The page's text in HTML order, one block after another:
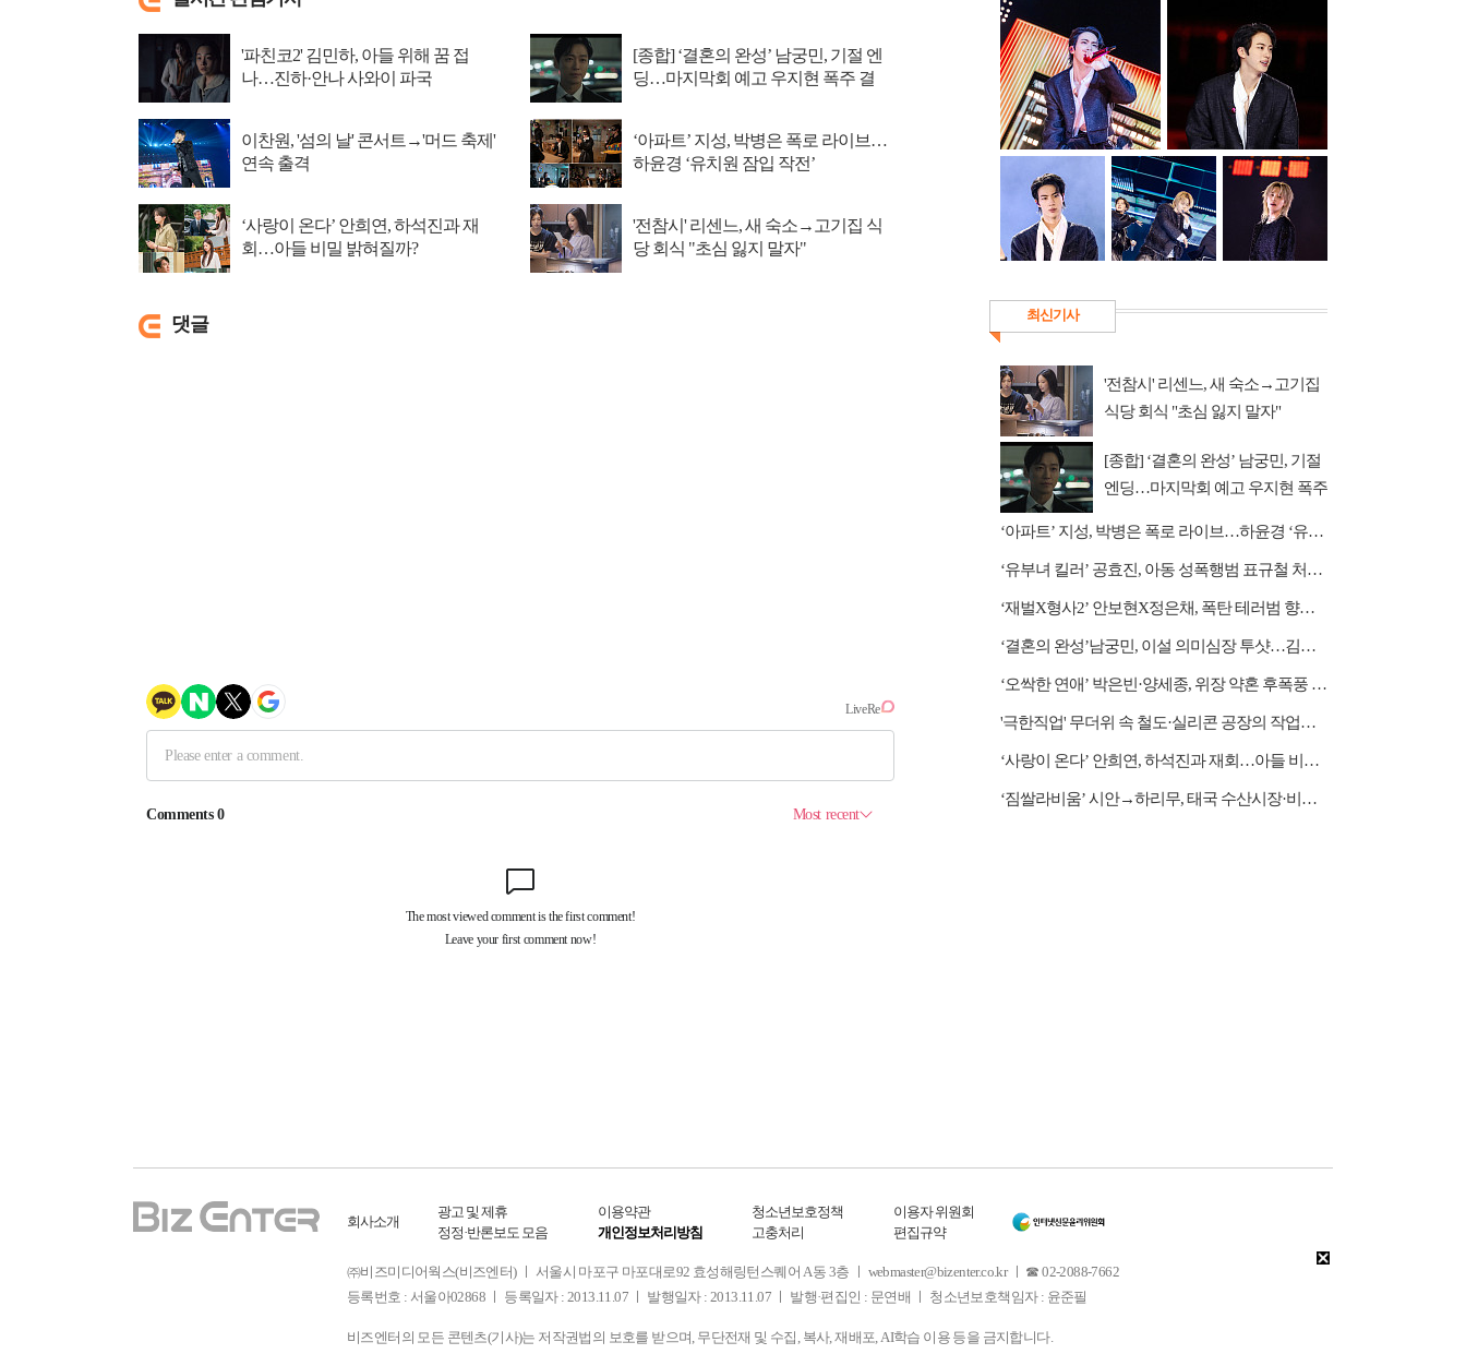
'파친코2' 김민하, 아들 위해 꿈 접
나…진하·안나 사와이 파국
[종합] ‘결혼의 완성’ 남궁민, 기절 엔
딩…마지막회 예고 우지현 폭주 결
이찬원, '섬의 날' 콘서트→'머드 축제'
연속 출격
‘아파트’ 지성, 박병은 폭로 라이브…
하윤경 ‘유치원 잠입 작전’
‘사랑이 온다’ 안희연, 하석진과 재
회…아들 비밀 밝혀질까?
'전참시' 리센느, 새 숙소→고기집 식
당 회식 "초심 잃지 말자"
댓글 최신기사
'전참시' 리센느, 새 숙소→고기집
식당 회식 "초심 잃지 말자"
[종합] ‘결혼의 완성’ 남궁민, 기절
엔딩…마지막회 예고 우지현 폭주
‘아파트’ 지성, 박병은 폭로 라이브…하윤경 ‘유치원 잠입 작전’
‘유부녀 킬러’ 공효진, 아동 성폭행범 표규철 처단 나설까
‘재벌X형사2’ 안보현X정은채, 폭탄 테러범 향한 역공 시작
‘결혼의 완성’남궁민, 이설 의미심장 투샷…김대명과 정면승부
‘오싹한 연애’ 박은빈·양세종, 위장 약혼 후폭풍 쓰나미
'극한직업' 무더위 속 철도·실리콘 공장의 작업자들
‘사랑이 온다’ 안희연, 하석진과 재회…아들 비밀 밝혀질까?
‘짐쌀라비움’ 시안→하리무, 태국 수산시장·비밀 동굴 탐방
회사소개
광고 및 제휴
정정·반론보도 모음
이용약관
개인정보처리방침
청소년보호정책
고충처리
이용자 위원회
편집규약
㈜비즈미디어웍스(비즈엔터) ㅣ 서울시 마포구 마포대로92 효성해링턴스퀘어 A동 3층 ㅣ webmaster@bizenter.co.kr ㅣ ☎ 02-2088-7662
등록번호 : 서울아02868 ㅣ 등록일자 : 2013.11.07 ㅣ 발행일자 : 2013.11.07 ㅣ 발행·편집인 : 문연배 ㅣ 청소년보호책임자 : 윤준필
비즈엔터의 모든 콘텐츠(기사)는 저작권법의 보호를 받으며, 무단전재 및 수집, 복사, 재배포, AI학습 이용 등을 금지합니다.